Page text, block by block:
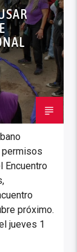
permisos
Encuentro
próximo.
jueves 1